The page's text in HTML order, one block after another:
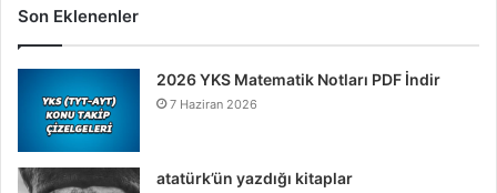
Son Eklenenler
2026 YKS Matematik Notları PDF İndir
7 Haziran 2026
atatürk’ün yazdığı kitaplar